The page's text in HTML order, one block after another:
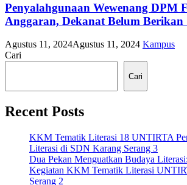
Penyalahgunaan Wewenang DPM
Anggaran, Dekanat Belum Berikan
Agustus 11, 2024Agustus 11, 2024 Kampus
Cari
Cari
Recent Posts
KKM Tematik Literasi 18 UNTIRTA
Literasi di SDN Karang Serang 3
Dua Pekan Menguatkan Budaya
Kegiatan KKM Tematik Literasi
Serang 2